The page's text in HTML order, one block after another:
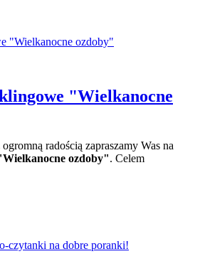
"Wielkanocne
radością zapraszamy Was na
ozdoby". Celem